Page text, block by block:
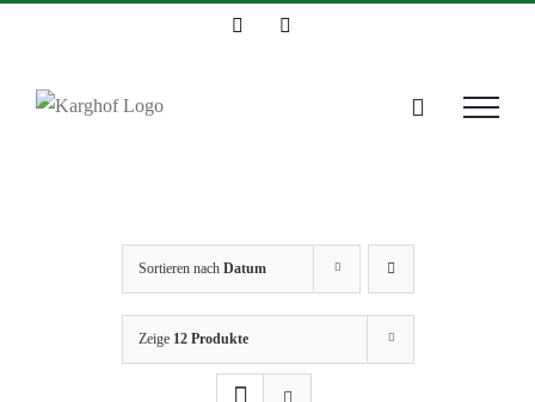
Instagram
Sortieren nach Datum
Zeige 12 Produkte